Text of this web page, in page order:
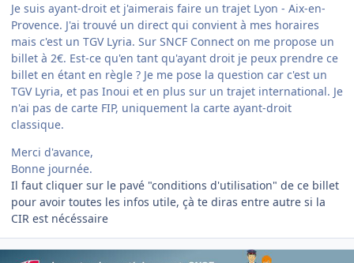
Je suis ayant-droit et j'aimerais faire un trajet Lyon - Aix-en-
Provence. J'ai trouvé un direct qui convient à mes horaires
mais c'est un TGV Lyria. Sur SNCF Connect on me propose un
billet à 2€. Est-ce qu'en tant qu'ayant droit je peux prendre ce
billet en étant en règle ? Je me pose la question car c'est un
TGV Lyria, et pas Inoui et en plus sur un trajet international. Je
n'ai pas de carte FIP, uniquement la carte ayant-droit
classique.
Merci d'avance,
Bonne journée.
Il faut cliquer sur le pavé "conditions d'utilisation" de ce billet
pour avoir toutes les infos utile, çà te diras entre autre si la
CIR est nécéssaire